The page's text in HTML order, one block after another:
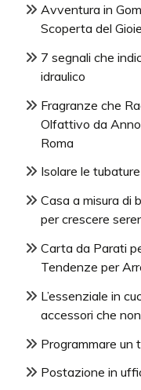
Avventura in
Scoperta del
7 segnali che
idraulico
Fragranze che
Olfattivo da
Roma
Isolare le
Casa a misura di
per crescere
Carta da Parati
Tendenze per
L’essenziale in
accessori che
Programmare un
Postazione in